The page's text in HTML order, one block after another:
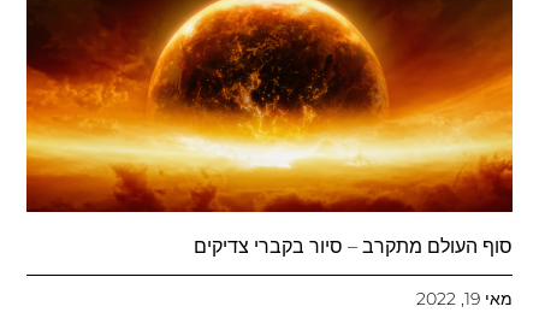
סוף העולם מתקרב – סיור בקברי צדיקים
מאי 19, 2022